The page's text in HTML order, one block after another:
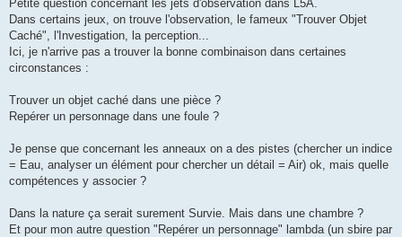
a
g
Petite question concernant les jets d'observation dans L5A.
Dans certains jeux, on trouve l'observation, le fameux "Trouver Objet
Caché", l'Investigation, la perception...
Ici, je n'arrive pas a trouver la bonne combinaison dans certaines
circonstances :
Trouver un objet caché dans une pièce ?
Repérer un personnage dans une foule ?
Je pense que concernant les anneaux on a des pistes (chercher un indice
= Eau, analyser un élément pour chercher un détail = Air) ok, mais quelle
compétences y associer ?
Dans la nature ça serait surement Survie. Mais dans une chambre ?
Et pour mon autre question "Repérer un personnage" lambda (un sbire par